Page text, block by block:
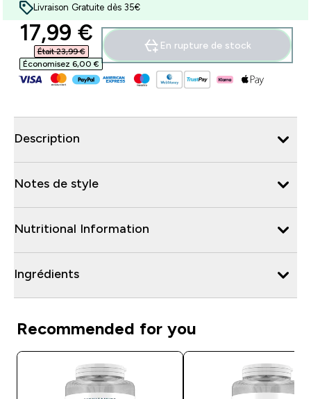
Livraison Gratuite dès 35€
discounted price
17,99 €‎
Était 23,99 €‎
Économisez 6,00 €‎
En rupture de stock
Description
Notes de style
Nutritional Information
Ingrédients
Recommended for you